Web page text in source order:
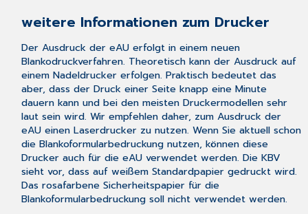
weitere Informationen zum Drucker
Der Ausdruck der eAU erfolgt in einem neuen
Blankodruckverfahren. Theoretisch kann der Ausdruck auf
einem Nadeldrucker erfolgen. Praktisch bedeutet das
aber, dass der Druck einer Seite knapp eine Minute
dauern kann und bei den meisten Druckermodellen sehr
laut sein wird. Wir empfehlen daher, zum Ausdruck der
eAU einen Laserdrucker zu nutzen. Wenn Sie aktuell schon
die Blankoformularbedruckung nutzen, können diese
Drucker auch für die eAU verwendet werden. Die KBV
sieht vor, dass auf weißem Standardpapier gedruckt wird.
Das rosafarbene Sicherheitspapier für die
Blankoformularbedruckung soll nicht verwendet werden.